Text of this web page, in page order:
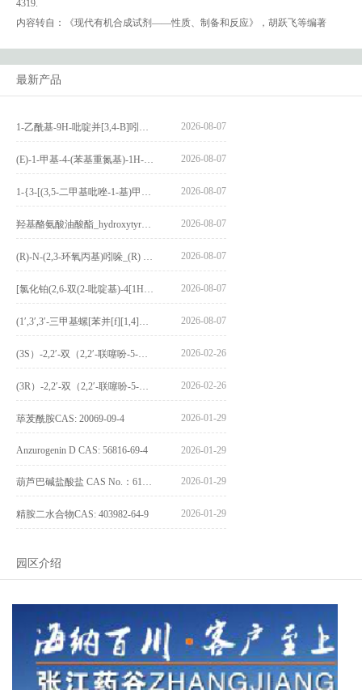
4319.
内容转自：《现代有机合成试剂——性质、制备和反应》，胡跃飞等编著
最新产品
2026-08-07
2026-08-07
2026-08-07
2026-08-07
2026-08-07
2026-08-07
2026-08-07
2026-02-26
2026-02-26
荜茇酰胺CAS: 20069-09-4 2026-01-29
Anzurogenin D CAS: 56816-69-4 2026-01-29
2026-01-29
精胺二水合物CAS: 403982-64-9 2026-01-29
园区介绍